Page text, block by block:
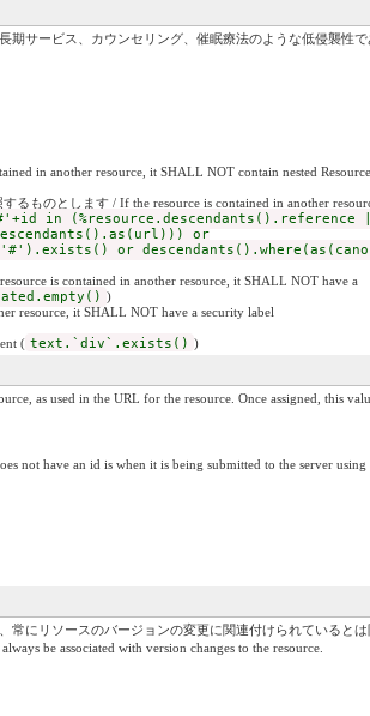
サービス、カウンセリング、催眠療法のような低侵襲性で
in another resource, it SHALL NOT contain nested
ものとします / If the resource is contained in another
in (%resource.descendants().reference |
or
or
is contained in another resource, it SHALL NOT have a
)
resource, it SHALL NOT have a security label
( text.`div`.exists() )
as used in the URL for the resource. Once assigned, this
have an id is when it is being submitted to the server using
常にリソースのバージョンの変更に関連付けられていると
be associated with version changes to the resource.